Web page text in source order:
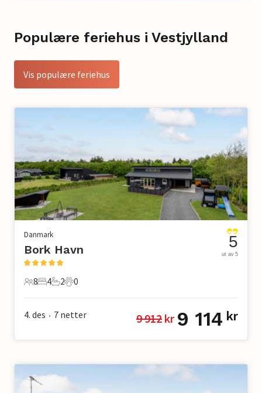
Populære feriehus i Vestjylland
Vis populære feriehus
Danmark
Bork Havn
8 Gjester
8
4 Soverom
4
2 Bad
2
0 Kjæledyr
0
5
ut av 5
4. des • 7 netter 9 912 kr 9 114 kr